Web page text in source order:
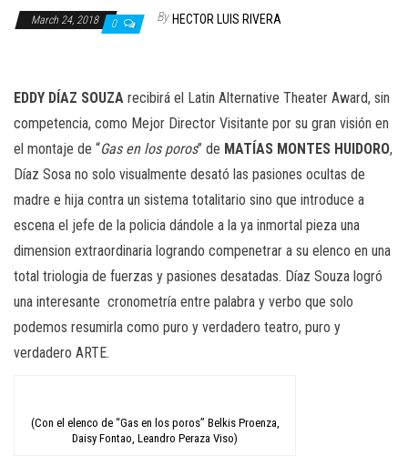
March 24, 2018 0 By HECTOR LUIS RIVERA
EDDY DÍAZ SOUZA recibirá el Latin Alternative Theater Award, sin
competencia, como Mejor Director Visitante por su gran visión en
el montaje de “Gas en los poros” de MATÍAS MONTES HUIDORO,
Díaz Sosa no solo visualmente desató las pasiones ocultas de
madre e hija contra un sistema totalitario sino que introduce a
escena el jefe de la policia dándole a la ya inmortal pieza una
dimension extraordinaria logrando compenetrar a su elenco en una
total triologia de fuerzas y pasiones desatadas. Díaz Souza logró
una interesante cronometría entre palabra y verbo que solo
podemos resumirla como puro y verdadero teatro, puro y
verdadero ARTE.
(Con el elenco de “Gas en los poros” Belkis Proenza,
Daisy Fontao, Leandro Peraza Viso)